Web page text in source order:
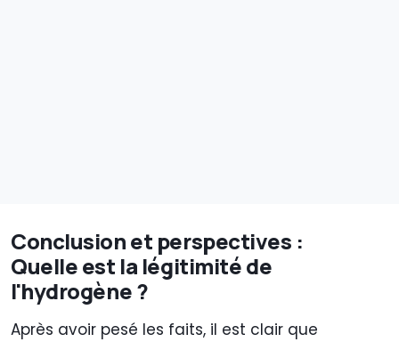
Conclusion et perspectives :
Quelle est la légitimité de
l'hydrogène ?
Après avoir pesé les faits, il est clair que